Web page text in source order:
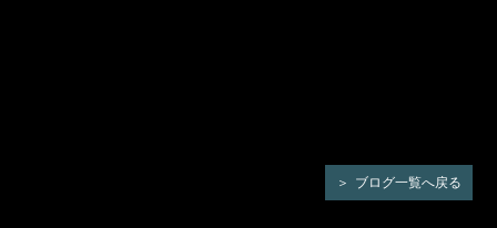
ブログ一覧へ戻る